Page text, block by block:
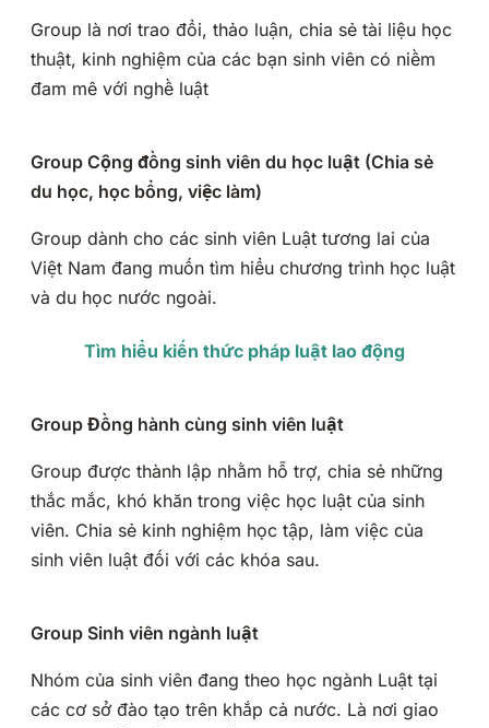
Group là nơi trao đổi, thảo luận, chia sẻ tài liệu học
thuật, kinh nghiệm của các bạn sinh viên có niềm
đam mê với nghề luật
Group Cộng đồng sinh viên du học luật (Chia sẻ
du học, học bổng, việc làm)
Group dành cho các sinh viên Luật tương lai của
Việt Nam đang muốn tìm hiểu chương trình học luật
và du học nước ngoài.
Tìm hiểu kiến thức pháp luật lao động
Group Đồng hành cùng sinh viên luật
Group được thành lập nhằm hỗ trợ, chia sẻ những
thắc mắc, khó khăn trong việc học luật của sinh
viên. Chia sẻ kinh nghiệm học tập, làm việc của
sinh viên luật đối với các khóa sau.
Group Sinh viên ngành luật
Nhóm của sinh viên đang theo học ngành Luật tại
các cơ sở đào tạo trên khắp cả nước. Là nơi giao